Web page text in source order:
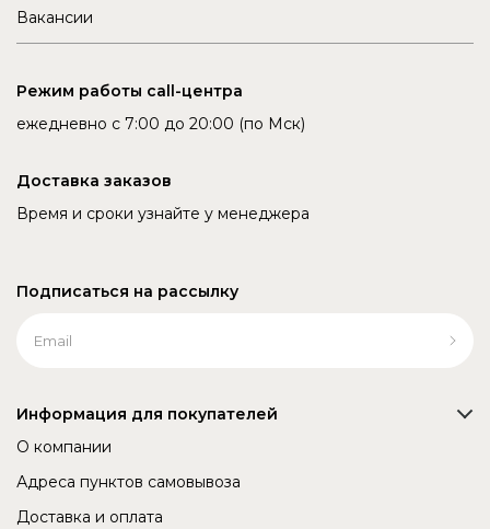
Вакансии
Режим работы call-центра
ежедневно с 7:00 до 20:00 (по Мск)
Доставка заказов
Время и сроки узнайте у менеджера
Подписаться на рассылку
Информация для покупателей
О компании
Адреса пунктов самовывоза
Доставка и оплата